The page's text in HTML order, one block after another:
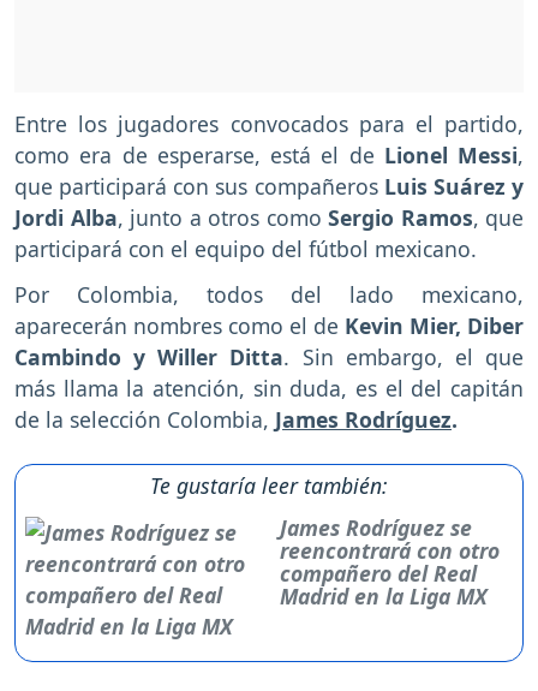
Entre los jugadores convocados para el partido,
como era de esperarse, está el de Lionel Messi,
que participará con sus compañeros Luis Suárez y
Jordi Alba, junto a otros como Sergio Ramos, que
participará con el equipo del fútbol mexicano.
Por Colombia, todos del lado mexicano,
aparecerán nombres como el de Kevin Mier, Diber
Cambindo y Willer Ditta. Sin embargo, el que
más llama la atención, sin duda, es el del capitán
de la selección Colombia, James Rodríguez.
Te gustaría leer también:
James Rodríguez se
reencontrará con otro
compañero del Real
Madrid en la Liga MX